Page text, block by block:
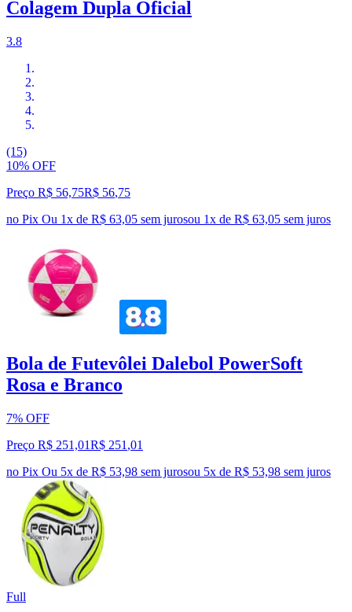
Colagem Dupla Oficial
3.8
(15)
10% OFF
Preço R$ 56,75R$ 56,75
no Pix Ou 1x de R$ 63,05 sem jurosou 1x de R$ 63,05 sem juros
Bola de Futevôlei Dalebol PowerSoft
Rosa e Branco
7% OFF
Preço R$ 251,01R$ 251 ,01
no Pix Ou 5x de R$ 53,98 sem jurosou 5x de R$ 53,98 sem juros
Full